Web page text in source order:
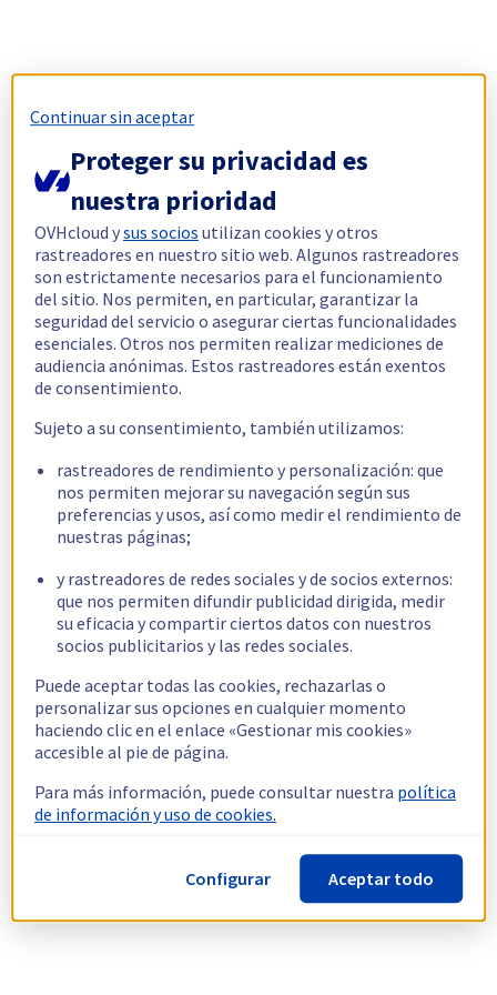
Continuar sin aceptar
Proteger su privacidad es
nuestra prioridad
OVHcloud ysus socios utilizan cookies y otros
rastreadores en nuestro sitio web. Algunos rastreadores
son estrictamente necesarios para el funcionamiento
del sitio. Nos permiten, en particular, garantizar la
seguridad del servicio o asegurar ciertas funcionalidades
esenciales. Otros nos permiten realizar mediciones de
audiencia anónimas. Estos rastreadores están exentos
de consentimiento.
Sujeto a su consentimiento, también utilizamos:
rastreadores de rendimiento y personalización: que
nos permiten mejorar su navegación según sus
preferencias y usos, así como medir el rendimiento de
nuestras páginas;
y rastreadores de redes sociales y de socios externos:
que nos permiten difundir publicidad dirigida, medir
su eficacia y compartir ciertos datos con nuestros
socios publicitarios y las redes sociales.
Puede aceptar todas las cookies, rechazarlas o
personalizar sus opciones en cualquier momento
haciendo clic en el enlace «Gestionar mis cookies»
accesible al pie de página.
Para más información, puede consultar nuestra política
de información y uso de cookies.
Configurar Aceptar todo